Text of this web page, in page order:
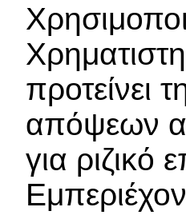
προτείνει
απόψεων
για